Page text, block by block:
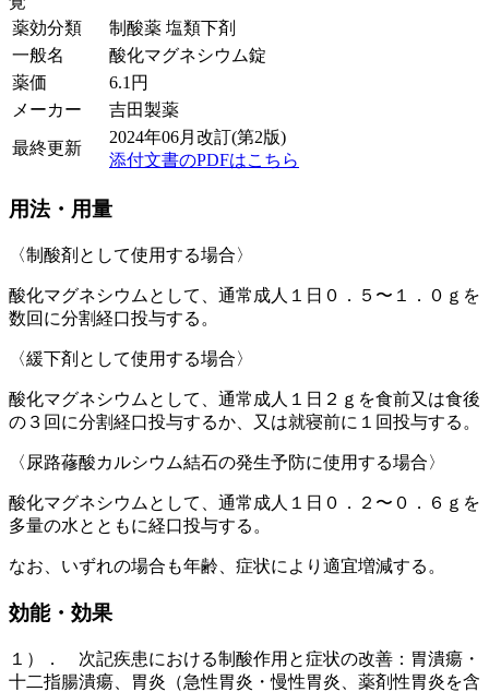
薬効分類
制酸薬 塩類下剤
一般名
酸化マグネシウム錠
薬価
6.1 円
メーカー
吉田製薬
最終更新
2024年06月改訂(第2版)
添付文書のPDFはこちら
用法・用量
〈制酸剤として使用する場合〉
酸化マグネシウムとして、通常成人１日０．５〜１．０ｇを
数回に分割経口投与する。
〈緩下剤として使用する場合〉
酸化マグネシウムとして、通常成人１日２ｇを食前又は食後
の３回に分割経口投与するか、又は就寝前に１回投与する。
〈尿路蓚酸カルシウム結石の発生予防に使用する場合〉
酸化マグネシウムとして、通常成人１日０．２〜０．６ｇを
多量の水とともに経口投与する。
なお、いずれの場合も年齢、症状により適宜増減する。
効能・効果
１）． 次記疾患における制酸作用と症状の改善：胃潰瘍・
十二指腸潰瘍、胃炎（急性胃炎・慢性胃炎、薬剤性胃炎を含